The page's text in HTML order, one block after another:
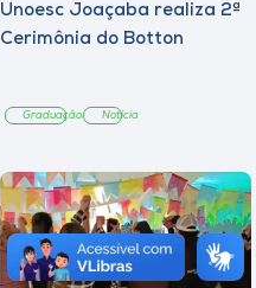
Unoesc Joaçaba realiza 2ª
Cerimônia do Botton
Graduação Notícia